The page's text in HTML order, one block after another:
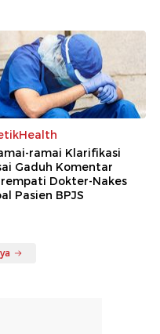
ramai Klarifikasi
Gaduh Komentar
Dokter-Nakes
Pasien BPJS